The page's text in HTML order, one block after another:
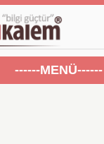
------MENÜ------